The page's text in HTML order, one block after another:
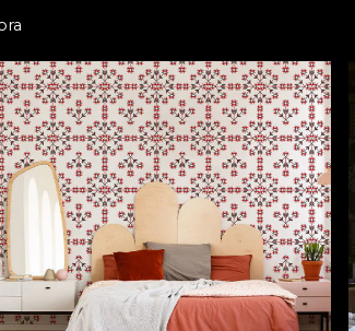
de poveste, de care te vei bucura în
în nuanțe neutre, dacă îți dorești un
încăperea. Tu decizi!
tapetul
tapet de dormitor pe care îl găsești la noi
ani de utilizare. Pentru tine, acest lucru
textura preferată, care se potrivește cel
ca niciodată să te bucuri de dormitorul
români de top și sunt premiate la
în dormitor. Acum este momentul să